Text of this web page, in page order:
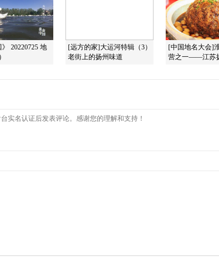
20220725 地
[远方的家]大运河特辑（3）
老街上的扬州味道
[中国地名大会]
营之一——江苏